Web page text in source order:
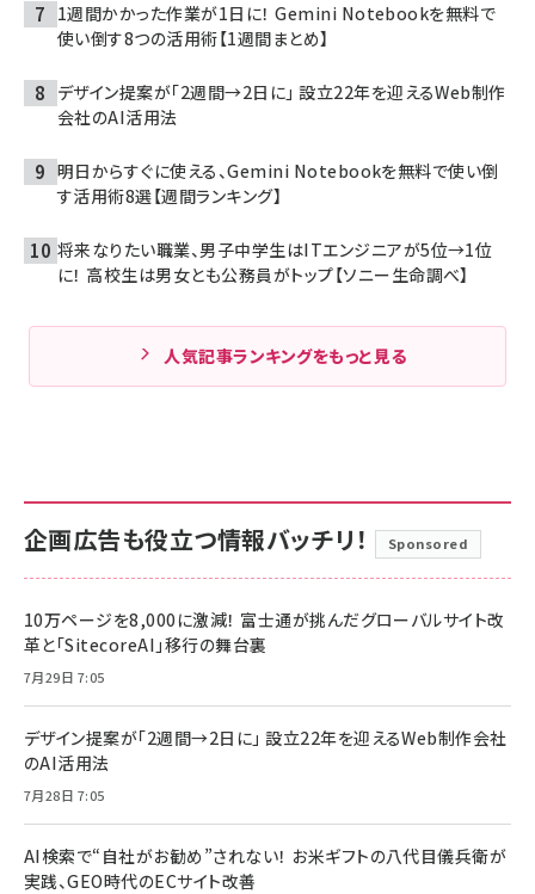
1週間かかった作業が1日に！ Gemini Notebookを無料で
使い倒す8つの活用術【1週間まとめ】
デザイン提案が「2週間→2日に」 設立22年を迎えるWeb制作
会社のAI活用法
明日からすぐに使える、Gemini Notebookを無料で使い倒
す活用術8選【週間ランキング】
将来なりたい職業、男子中学生はITエンジニアが5位→1位
に！ 高校生は男女とも公務員がトップ【ソニー生命調べ】
人気記事ランキングをもっと見る
企画広告も役立つ情報バッチリ！ Sponsored
10万ページを8,000に激減！ 富士通が挑んだグローバルサイト改
革と「SitecoreAI」移行の舞台裏
7月29日 7:05
デザイン提案が「2週間→2日に」 設立22年を迎えるWeb制作会社
のAI活用法
7月28日 7:05
AI検索で“自社がお勧め”されない！ お米ギフトの八代目儀兵衛が
実践、GEO時代のECサイト改善